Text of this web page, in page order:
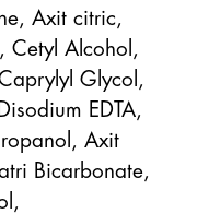
Axit citric,
Alcohol,
Glycol,
EDTA,
Axit
Bicarbonate,